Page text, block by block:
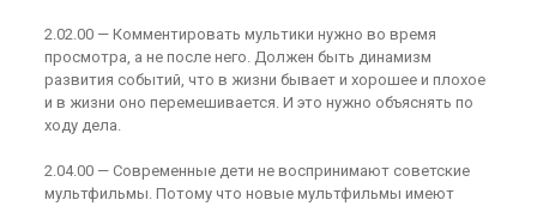
2.02.00 — Комментировать мультики нужно во время
просмотра, а не после него. Должен быть динамизм
развития событий, что в жизни бывает и хорошее и плохое
и в жизни оно перемешивается. И это нужно объяснять по
ходу дела.
2.04.00 — Современные дети не воспринимают советские
мультфильмы. Потому что новые мультфильмы имеют